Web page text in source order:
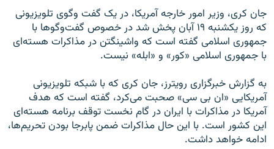
جان کری، وزير امور خارجه آمريکا، در يک گفت وگوی تلويزيونی
که روز يکشنبه ۱۹ آبان پخش شد در خصوص گفت‌وگوها با
جمهوری اسلامی گفته است که واشينگتن در مذاکرات هسته‌ای
با جمهوری اسلامی «کور» و «ابله» نيست.
به گزارش خبرگزاری رويترز، جان کری که با شبکه تلويزيونی
آمريکايی «ان‌ بی سی» صحبت می‌کرد، گفته است که هدف
آمريکا در مذاکرات با ايران در گام نخست توقف برنامه هسته‌ای
اين کشور است. با اين حال مذاکرات ضمن پابرجا بودن تحريم‌ها،
ادامه خواهد داشت.